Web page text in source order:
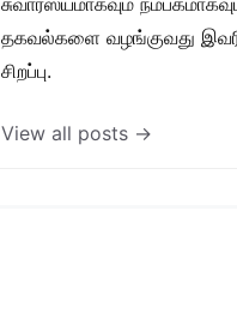
தகவல்களை வழங்குவது
சிறப்பு.
View all posts →